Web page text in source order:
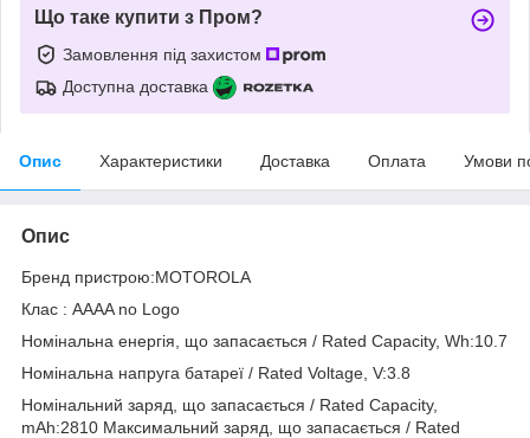
Що таке купити з Пром?
Замовлення під захистом
Доступна доставка
Опис Характеристики Доставка Оплата Умови
Опис
Бренд пристрою:MOTOROLA
Клас : AAAA no Logo
Номінальна енергія, що запасається / Rated Capacity, Wh:10.7
Номінальна напруга батареї / Rated Voltage, V:3.8
Номінальний заряд, що запасається / Rated Capacity,
mAh:2810 Максимальний заряд, що запасається / Rated